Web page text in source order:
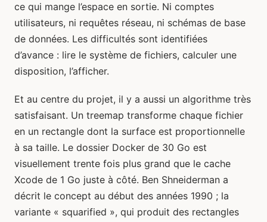
ce qui mange l’espace en sortie. Ni comptes
utilisateurs, ni requêtes réseau, ni schémas de base
de données. Les difficultés sont identifiées
d’avance : lire le système de fichiers, calculer une
disposition, l’afficher.
Et au centre du projet, il y a aussi un algorithme très
satisfaisant. Un treemap transforme chaque fichier
en un rectangle dont la surface est proportionnelle
à sa taille. Le dossier Docker de 30 Go est
visuellement trente fois plus grand que le cache
Xcode de 1 Go juste à côté. Ben Shneiderman a
décrit le concept au début des années 1990 ; la
variante « squarified », qui produit des rectangles